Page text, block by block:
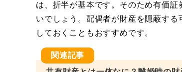
は、折半が基本です。そのため有価
いでしょう。配偶者が財産を隠蔽す
しておくこともおすすめです。